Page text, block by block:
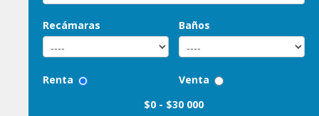
Recámaras Baños
Renta
Venta
$0 - $30 000